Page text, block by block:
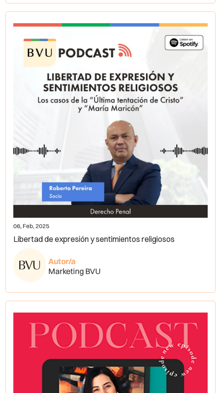
06, Feb, 2025
Libertad de expresión y sentimientos religiosos
Autor/a
Marketing BVU